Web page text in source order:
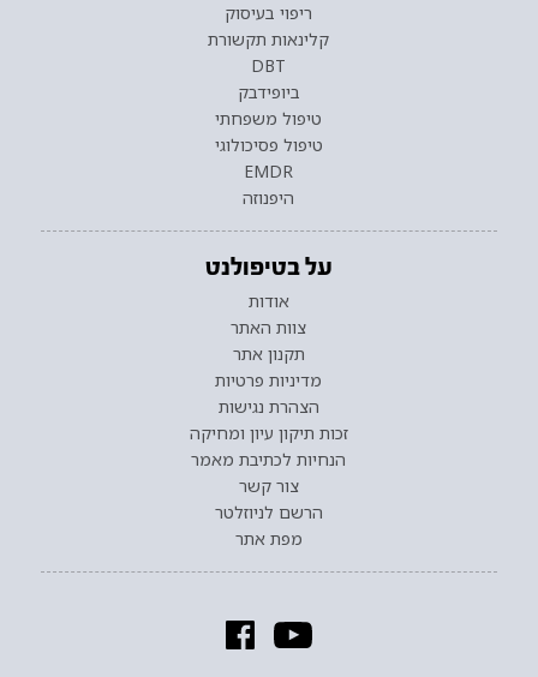
ריפוי בעיסוק
קלינאות תקשורת
DBT
ביופידבק
טיפול משפחתי
טיפול פסיכולוגי
EMDR
היפנוזה
על בטיפולנט
אודות
צוות האתר
תקנון אתר
מדיניות פרטיות
הצהרת נגישות
זכות תיקון עיון ומחיקה
הנחיות לכתיבת מאמר
צור קשר
הרשם לניוזלטר
מפת אתר